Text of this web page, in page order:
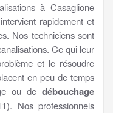
à Casaglione
rapidement et
Nos techniciens sont
Ce qui leur
et le résoudre
en peu de temps
ou de débouchage
Nos professionnels